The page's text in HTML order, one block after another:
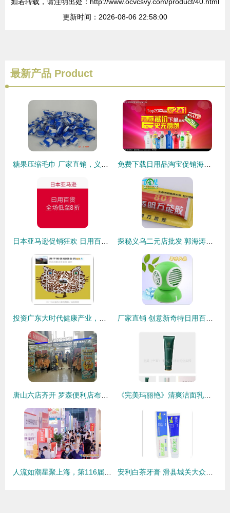
更新时间：2026-08-06 22:58:00
最新产品 Product